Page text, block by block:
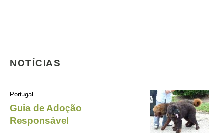
NOTÍCIAS
Portugal
Guia de Adoção
Responsável